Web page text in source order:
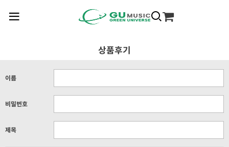
상품후기
이름
비밀번호
제목